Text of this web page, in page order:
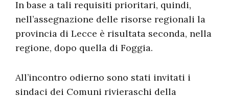
In base a tali requisiti prioritari, quindi,
nell’assegnazione delle risorse regionali la
provincia di Lecce è risultata seconda, nella
regione, dopo quella di Foggia.
All’incontro odierno sono stati invitati i
sindaci dei Comuni rivieraschi della